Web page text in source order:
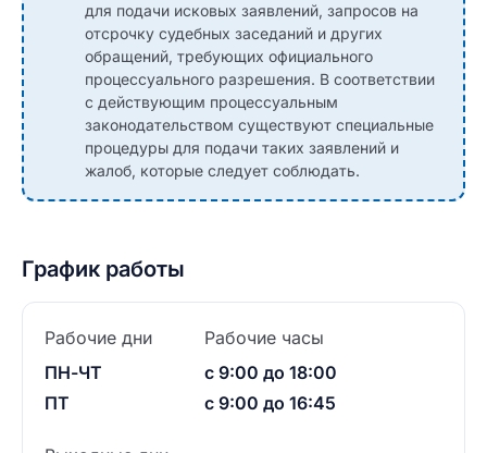
для подачи исковых заявлений, запросов на
отсрочку судебных заседаний и других
обращений, требующих официального
процессуального разрешения. В соответствии
с действующим процессуальным
законодательством существуют специальные
процедуры для подачи таких заявлений и
жалоб, которые следует соблюдать.
График работы
Рабочие дни
ПН-ЧТ
ПТ
Рабочие часы
с 9:00 до 18:00
с 9:00 до 16:45